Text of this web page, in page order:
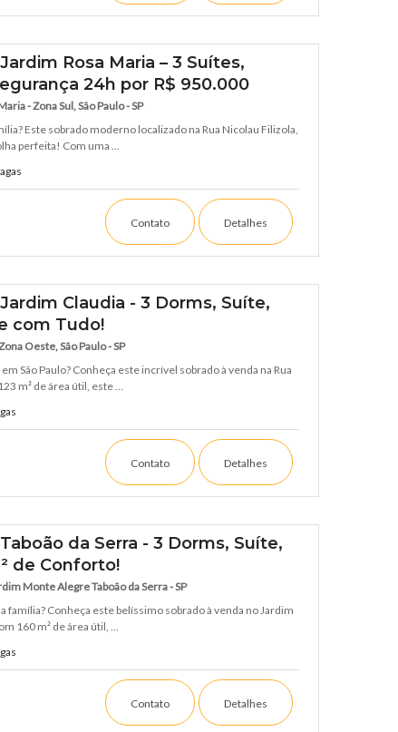
Rosa Maria – 3 Suítes,
24h por R$ 950.000
- Zona Sul, São Paulo - SP
Este sobrado moderno localizado na Rua Nicolau Filizola,
perfeita! Com uma ...
Detalhes
Contato
Claudia - 3 Dorms, Suíte,
com Tudo!
Oeste, São Paulo - SP
São Paulo? Conheça este incrível sobrado à venda na Rua
m² de área útil, este ...
Detalhes
Contato
da Serra - 3 Dorms, Suíte,
de Conforto!
Monte Alegre Taboão da Serra - SP
família? Conheça este belíssimo sobrado à venda no Jardim
160 m² de área útil, ...
Detalhes
Contato